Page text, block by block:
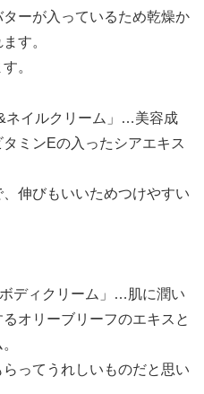
ーが入っているため乾燥か
す。
。
ネイルクリーム」…美容成
ミンEの入ったシアエキス
伸びもいいためつけやすい
ディクリーム」…肌に潤い
オリーブリーフのエキスと
ってうれしいものだと思い